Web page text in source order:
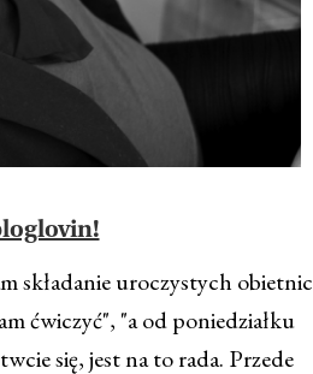
składanie uroczystych obietnic
ćwiczyć", "a od poniedziałku
się, jest na to rada. Przede